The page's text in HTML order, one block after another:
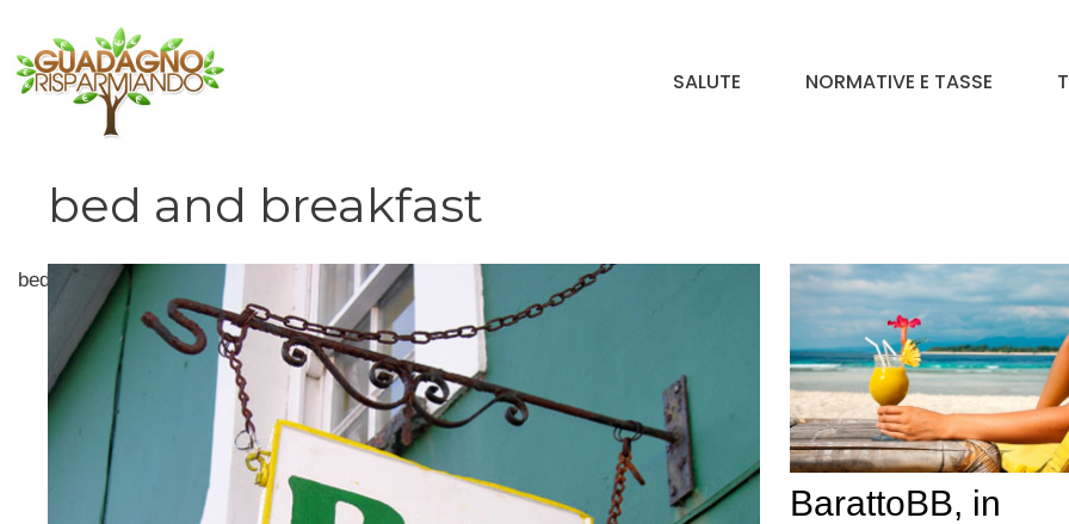
contenuto
SALUTE NORMATIVE E TASSE
bed and breakfast
bed and breakfast
BarattoBB, in